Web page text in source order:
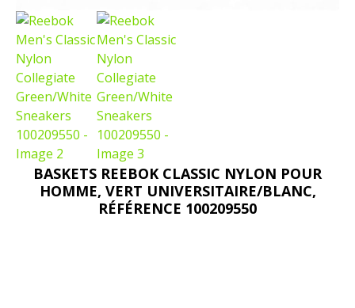
BASKETS REEBOK CLASSIC NYLON POUR
HOMME, VERT UNIVERSITAIRE/BLANC,
RÉFÉRENCE 100209550